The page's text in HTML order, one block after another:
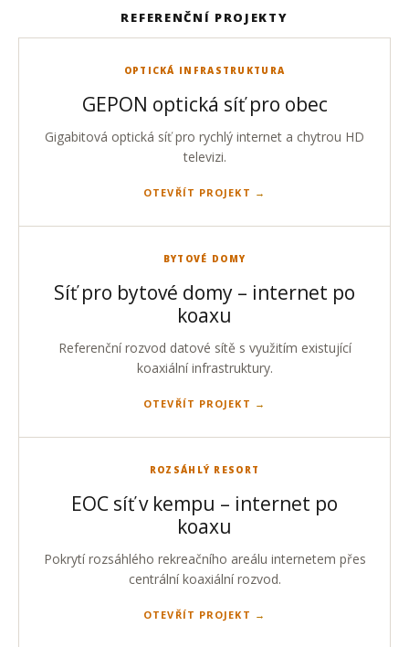
REFERENČNÍ PROJEKTY
OPTICKÁ INFRASTRUKTURA
GEPON optická síť pro obec
Gigabitová optická síť pro rychlý internet a chytrou HD
televizi.
OTEVŘÍT PROJEKT
BYTOVÉ DOMY
Síť pro bytové domy – internet po
koaxu
Referenční rozvod datové sítě s využitím existující
koaxiální infrastruktury.
OTEVŘÍT PROJEKT
ROZSÁHLÝ RESORT
EOC síť v kempu – internet po
koaxu
Pokrytí rozsáhlého rekreačního areálu internetem přes
centrální koaxiální rozvod.
OTEVŘÍT PROJEKT